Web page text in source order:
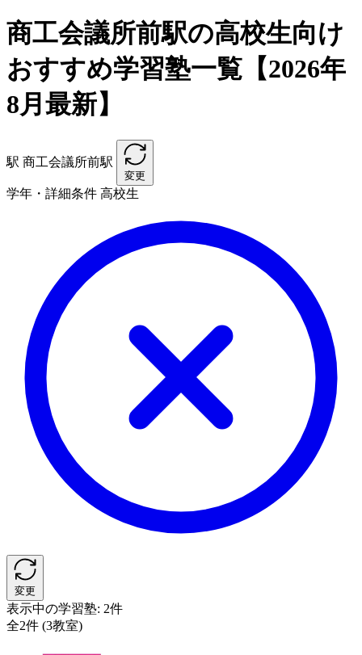
商工会議所前駅の高校生向け
おすすめ学習塾一覧【2026年
8月最新】
駅 商工会議所前駅
変更
学年・詳細条件 高校生
変更
表示中の学習塾: 2件
全2件 (3教室)